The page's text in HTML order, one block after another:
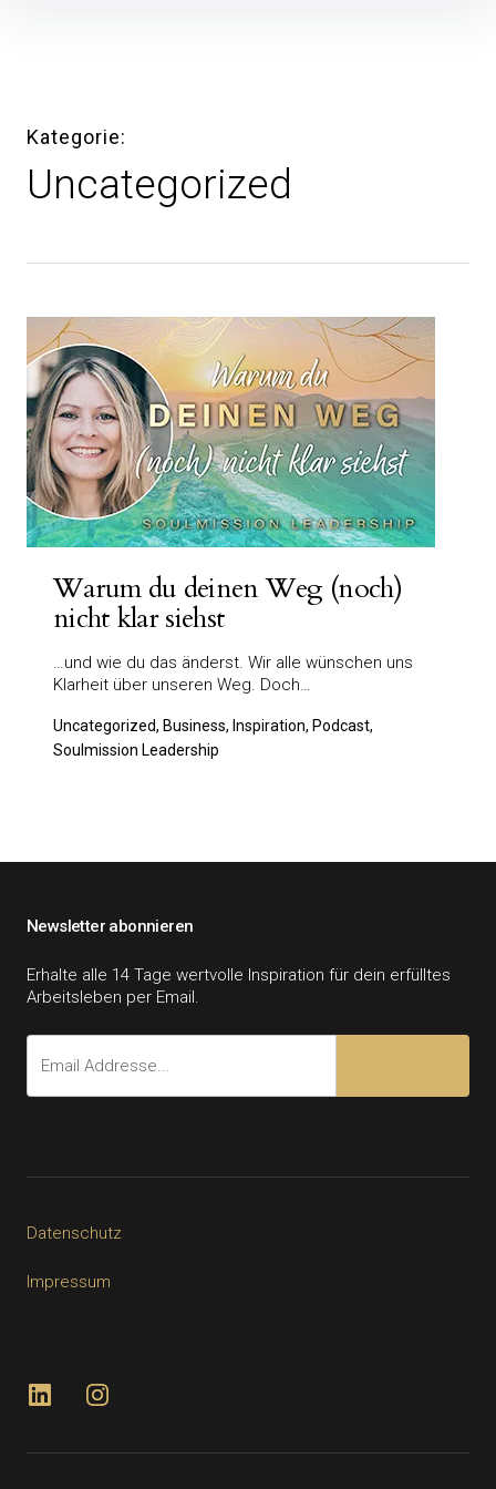
Kategorie
Uncategorized
Warum du deinen Weg (noch)
nicht klar siehst
…und wie du das änderst. Wir alle wünschen uns
Klarheit über unseren Weg. Doch…
Uncategorized, Business, Inspiration, Podcast,
Soulmission Leadership
Newsletter abonnieren
Erhalte alle 14 Tage wertvolle Inspiration für dein erfülltes
Arbeitsleben per Email.
Datenschutz
Impressum
LinkedIn Instagram